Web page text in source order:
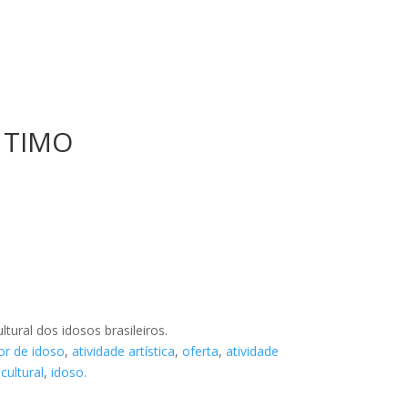
dos idosos brasileiros.
de idoso,atividade artística,oferta,atividade
,idoso.